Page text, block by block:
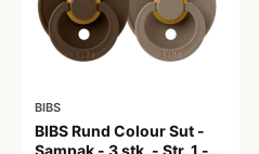
BIBS
BIBS Rund Colour Sut -